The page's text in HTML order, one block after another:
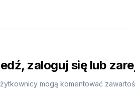
zaloguj się lub
mogą komentować